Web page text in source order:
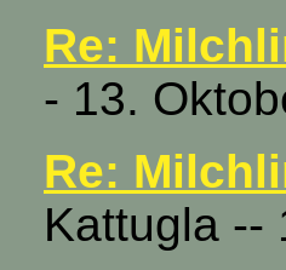
Re:
- 13.
Re:
Kattugla --